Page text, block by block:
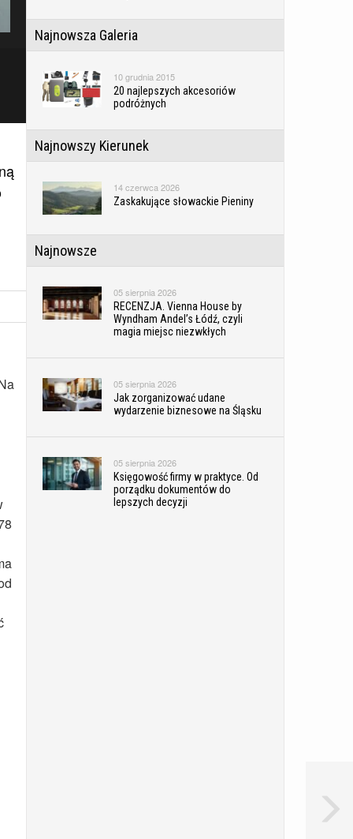
Najnowsza Galeria
10 grudnia 2015
20 najlepszych akcesoriów
podróżnych
Najnowszy Kierunek
14 czerwca 2026
Zaskakujące słowackie Pieniny
Najnowsze
05 sierpnia 2026
RECENZJA. Vienna House by
Wyndham Andel’s Łódź, czyli
magia miejsc niezwkłych
05 sierpnia 2026
Jak zorganizować udane
wydarzenie biznesowe na Śląsku
05 sierpnia 2026
Księgowość firmy w praktyce. Od
porządku dokumentów do
lepszych decyzji